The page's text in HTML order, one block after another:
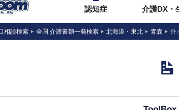
認知症 介護DX・
相談検索 全国 介護書類一発検索 北海道・東北 青森 外